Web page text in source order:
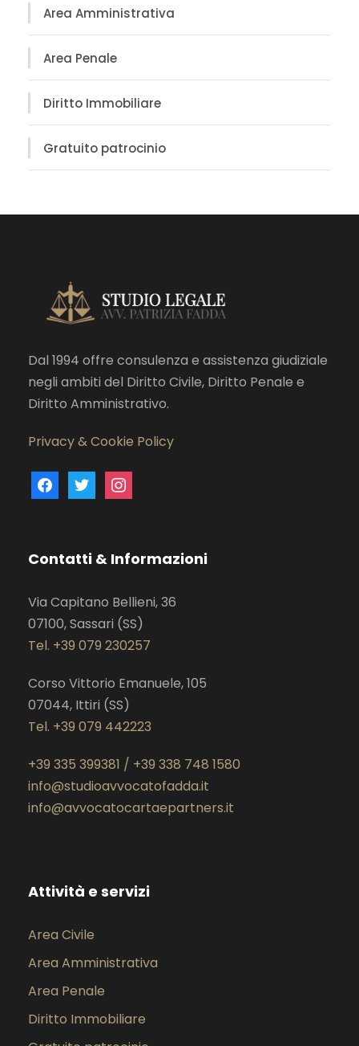
Area Amministrativa
Area Penale
Diritto Immobiliare
Gratuito patrocinio
Dal 1994 offre consulenza e assistenza giudiziale
negli ambiti del Diritto Civile, Diritto Penale e
Diritto Amministrativo.
Privacy & Cookie Policy
a
b
o
k
w
t
r
n
a
r
a
m
Contatti & Informazioni
Via Capitano Bellieni, 36
07100, Sassari (SS)
Tel. +39 079 230257
Corso Vittorio Emanuele, 105
07044, Ittiri (SS)
Tel. +39 079 442223
+39 335 399381 / +39 338 748 1580
info@studioavvocatofadda.it
info@avvocatocartaepartners.it
Attività e servizi
Area Civile
Area Amministrativa
Area Penale
Diritto Immobiliare